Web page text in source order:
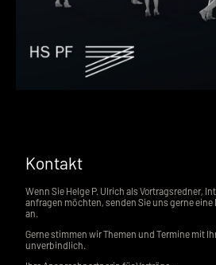
Kontakt
Wenn Sie Helge P. Ulrich als Vortragsredner,
anfragen möchten, senden Sie uns gerne
an.
Gerne stimmen wir Themen und Termine mit
unverbindlich.